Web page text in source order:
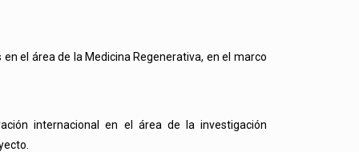
el área de la Medicina Regenerativa, en el marco
internacional en el área de la investigación